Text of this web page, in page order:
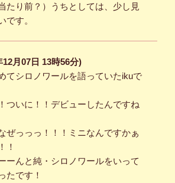
たり前？）うちとしては、少し見
です。
12月07日 13時56分)
てシロノワールを語っていたikuで
ついに！！デビューしたんですね
ぜっっっ！！！ミニなんですかぁ
！
ーんと純・シロノワールをいって
たです！